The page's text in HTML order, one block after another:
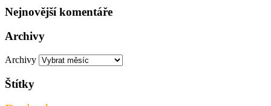
Nejnovější komentáře
Archivy
Archivy
Štítky